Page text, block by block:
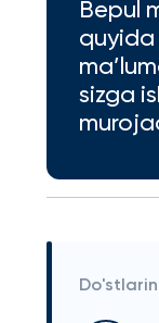
Bepul
quyida
sizga